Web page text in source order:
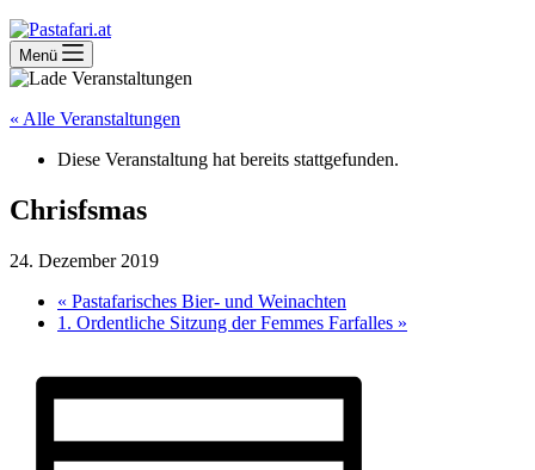
Menü
« Alle Veranstaltungen
Diese Veranstaltung hat bereits stattgefunden.
Chrisfsmas
24. Dezember 2019
« Pastafarisches Bier- und Weinachten
1. Ordentliche Sitzung der Femmes Farfalles »